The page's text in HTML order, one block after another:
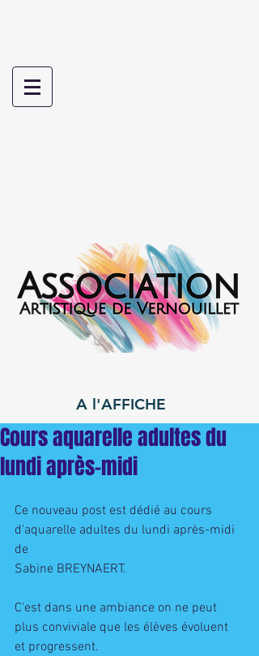
A l'AFFICHE
Cours aquarelle adultes du
lundi après-midi
Ce nouveau post est dédié au cours
d'aquarelle adultes du lundi après-midi
de
Sabine BREYNAERT.
C'est dans une ambiance on ne peut
plus conviviale que les élèves évoluent
et progressent.